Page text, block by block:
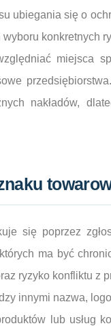
ubiegania się o
konkretnych
miejsca
nakładów,
się poprzez
ma być
ryzyko konfliktu z
innymi nazwa,
lub usług